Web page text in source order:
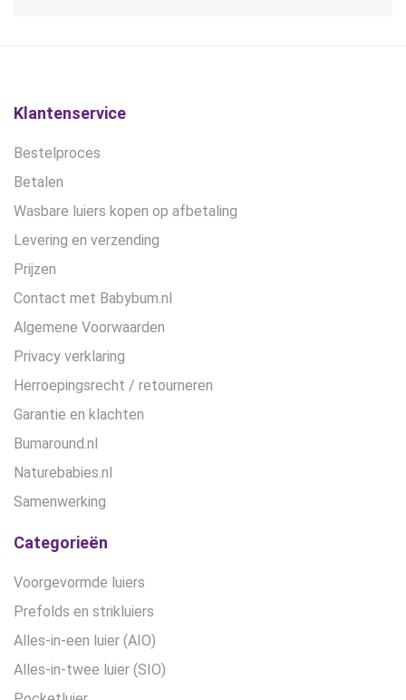
Klantenservice
Bestelproces
Betalen
Wasbare luiers kopen op afbetaling
Levering en verzending
Prijzen
Contact met Babybum.nl
Algemene Voorwaarden
Privacy verklaring
Herroepingsrecht / retourneren
Garantie en klachten
Bumaround.nl
Naturebabies.nl
Samenwerking
Categorieën
Voorgevormde luiers
Prefolds en strikluiers
Alles-in-een luier (AIO)
Alles-in-twee luier (SIO)